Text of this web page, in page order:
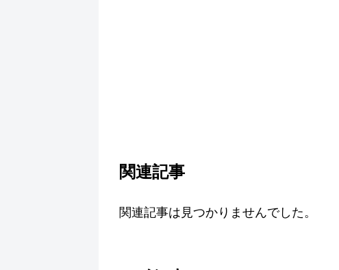
関連記事
関連記事は見つかりませんでした。